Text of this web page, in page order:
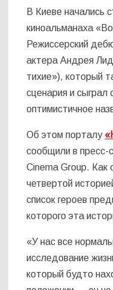
В Киеве начались
киноальманаха
Режиссерский
актера Андрея
тихие»), который
сценария и сыграл
оптимистичное
Об этом порталу
сообщили в пресс-
Cinema Group. Как
четвертой
список героев
которого эта
«У нас все
исследование
который будто